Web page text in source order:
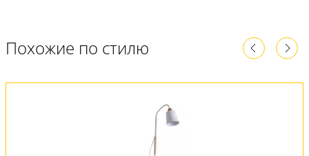
Похожие по стилю